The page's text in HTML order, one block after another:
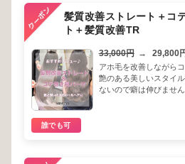
髪質改善ストレート＋コ
ト＋髪質改善TR
33,000円 → 29,800
アホ毛を改善しながら
艶のある美しいスタイ
ないので癖は伸びません
誰でも可